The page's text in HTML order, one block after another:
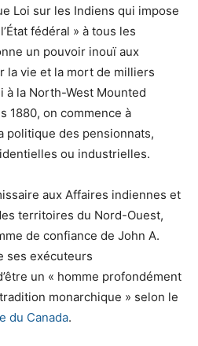
Loi sur les Indiens qui impose
fédéral » à tous les
un pouvoir inouï aux
la vie et la mort de milliers
à la North-West Mounted
1880, on commence à
politique des pensionnats,
ou industrielles.
aux Affaires indiennes et
territoires du Nord-Ouest,
de confiance de John A.
ses exécuteurs
un « homme profondément
monarchique » selon le
du Canada.